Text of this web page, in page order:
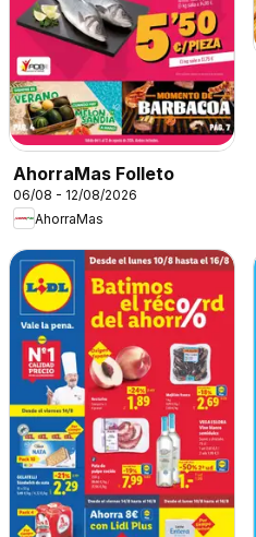
AhorraMas Folleto
06/08 - 12/08/2026
AhorraMas